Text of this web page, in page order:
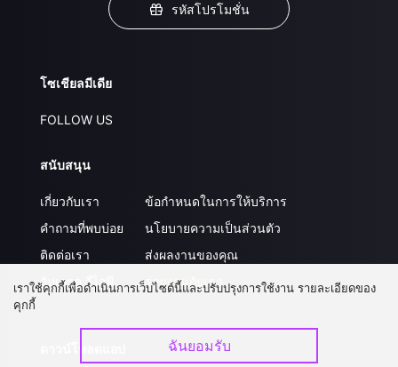
รหัสโปรโมชั่น
โซเชียลมีเดีย
FOLLOW US
สนับสนุน
เกี่ยวกับเรา
คำถามที่พบบ่อย
ติดต่อเรา
อัปเกรด วีไอพี
ข้อกำหนดในการให้บริการ
นโยบายความเป็นส่วนตัว
ส่งผลงานของคุณ
ร่วมงานกับเรา
เราใช้คุกกี้เพื่อดำเนินการเว็บไซต์นี้และปรับปรุงการใช้งาน รายละเอียดของ
คุกกี้
ฉันยอมรับ